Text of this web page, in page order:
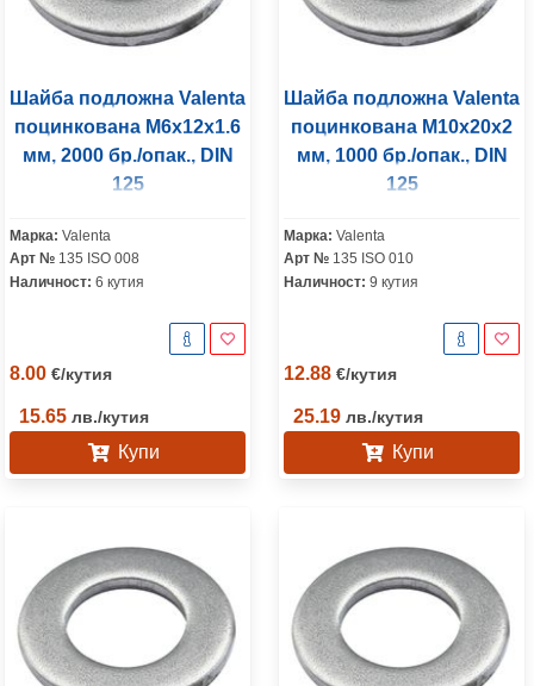
Шайба подложна Valenta
поцинкована M6x12x1.6
мм, 2000 бр./опак., DIN
125
Марка: Valenta
Арт № 135 ISO 008
Наличност: 6 кутия
8.00 €/кутия
15.65 лв./кутия
Купи
Шайба подложна Valenta
поцинкована M10x20x2
мм, 1000 бр./опак., DIN
125
Марка: Valenta
Арт № 135 ISO 010
Наличност: 9 кутия
12.88 €/кутия
25.19 лв./кутия
Купи